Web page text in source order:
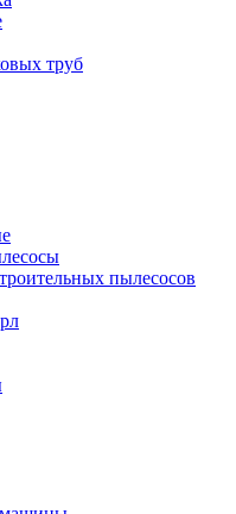
труб
пылесосов